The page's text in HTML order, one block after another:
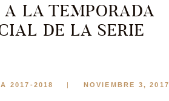
LA TEMPORADA
DE LA SERIE
2017-2018
NOVIEMBRE 3, 2017